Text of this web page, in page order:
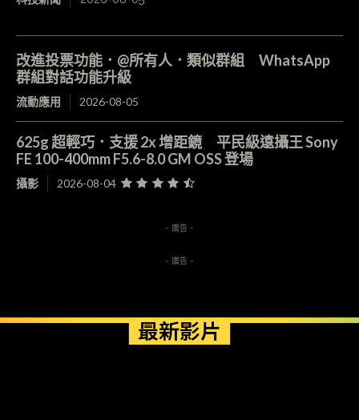
改進投票功能．@所有人．類似群組 WhatsApp
群組對話功能升級
流動應用 2026-08-05
625g 超輕巧．支援 2x 增距鏡 平民級遠攝王 Sony
FE 100-400mm F5.6-8.0 GM OSS 登場
攝影 2026-08-04
- 廣告 -
- 廣告 -
最新影片